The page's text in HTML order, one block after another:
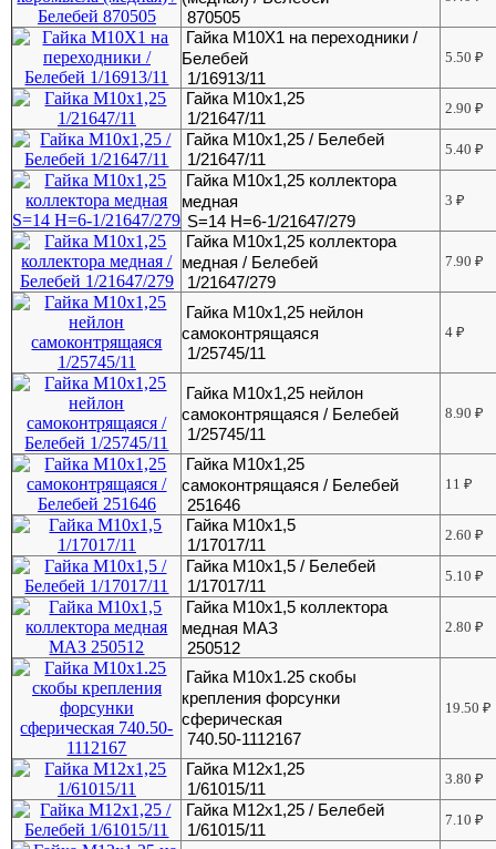
870505
Гайка М10Х1 на переходники /
Белебей
1/16913/11
5.50₽
Гайка М10х1,25
1/21647/11
2.90₽
Гайка М10х1,25 / Белебей
1/21647/11
5.40₽
Гайка М10х1,25 коллектора
медная
S=14 H=6-1/21647/279
3₽
Гайка М10х1,25 коллектора
медная / Белебей
1/21647/279
7.90₽
Гайка М10х1,25 нейлон
самоконтрящаяся
1/25745/11
4₽
Гайка М10х1,25 нейлон
самоконтрящаяся / Белебей
1/25745/11
8.90₽
Гайка М10х1,25
самоконтрящаяся / Белебей
251646
11₽
Гайка М10х1,5
1/17017/11
2.60₽
Гайка М10х1,5 / Белебей
1/17017/11
5.10₽
Гайка М10х1,5 коллектора
медная МАЗ
250512
2.80₽
Гайка М10х1.25 скобы
крепления форсунки
сферическая
740.50-1112167
19.50₽
Гайка М12х1,25
1/61015/11
3.80₽
Гайка М12х1,25 / Белебей
1/61015/11
7.10₽